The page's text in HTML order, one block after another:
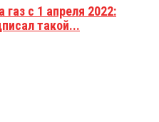
газ с 1 апреля 2022:
такой...